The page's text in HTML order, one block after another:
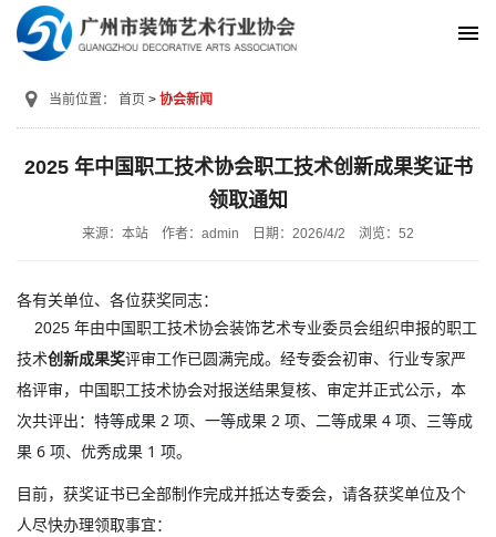
当前位置： 首页 协会新闻
2025 年中国职工技术协会职工技术创新成果奖证书
领取通知
来源：本站 作者：admin 日期：2026/4/2 浏览： 52
各有关单位、各位获奖同志：
2025 年由中国职工技术协会装饰艺术专业委员会组织申报的职工
技术创新成果奖评审工作已圆满完成。经专委会初审、行业专家严
格评审，中国职工技术协会对报送结果复核、审定并正式公示，本
次共评出： 特等成果 2 项、一等成果 2 项、二等成果 4 项、三等成
果 6 项、优秀成果 1 项。
目前，获奖证书已全部制作完成并抵达专委会，请各获奖单位及个
人尽快办理领取事宜：